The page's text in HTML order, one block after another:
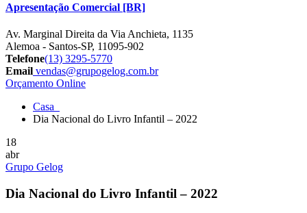
Apresentação Comercial [BR]
Av. Marginal Direita da Via Anchieta, 1135
Alemoa - Santos-SP, 11095-902
Telefone(13) 3295-5770
Email vendas@grupogelog.com.br
Orçamento Online
Casa
Dia Nacional do Livro Infantil – 2022
18
abr
Grupo Gelog
Dia Nacional do Livro Infantil – 2022